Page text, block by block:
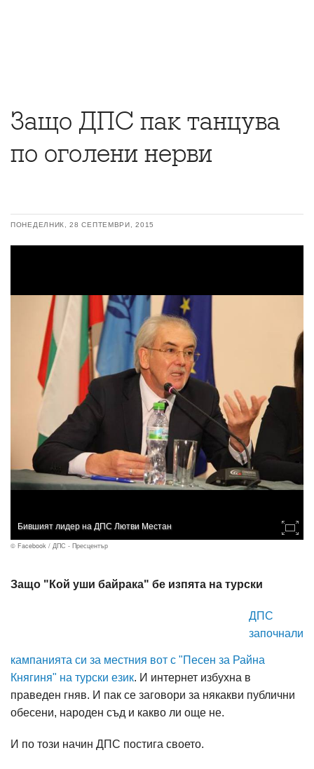
Защо ДПС пак танцува
по оголени нерви
ПОНЕДЕЛНИК, 28 СЕПТЕМВРИ, 2015
Бившият лидер на ДПС Лютви Местан
© Facebook / ДПС - Пресцентър
Защо "Кой уши байрака" бе изпята на турски
ДПС
започнали
кампанията си за местния вот с "Песен за Райна
Княгиня" на турски език. И интернет избухна в
праведен гняв. И пак се заговори за някакви публични
обесени, народен съд и какво ли още не.
И по този начин ДПС постига своето.